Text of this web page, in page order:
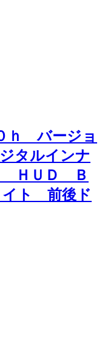
ｈ バージョ
タルインナ
ＨＵＤ Ｂ
イト 前後ド